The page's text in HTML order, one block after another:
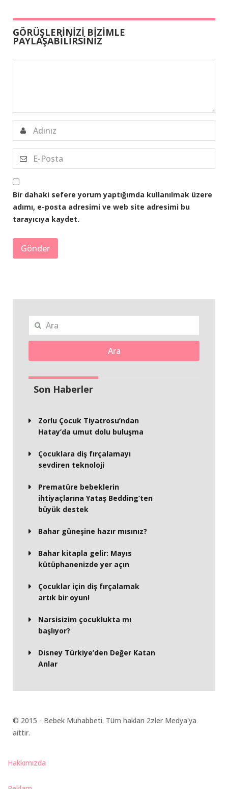
GÖRÜŞLERİNİZİ BİZİMLE
PAYLAŞABİLİRSİNİZ
Bir dahaki sefere yorum yaptığımda kullanılmak üzere
adımı, e-posta adresimi ve web site adresimi bu
tarayıcıya kaydet.
Ara
Son Haberler
Zorlu Çocuk Tiyatrosu’ndan
Hatay’da umut dolu buluşma
Çocuklara diş fırçalamayı
sevdiren teknoloji
Prematüre bebeklerin
ihtiyaçlarına Yataş Bedding’ten
büyük destek
Bahar güneşine hazır mısınız?
Bahar kitapla gelir: Mayıs
kütüphanenizde yer açın
Çocuklar için diş fırçalamak
artık bir oyun!
Narsisizim çocuklukta mı
başlıyor?
Disney Türkiye’den Değer Katan
Anlar
© 2015 - Bebek Muhabbeti. Tüm hakları 2zler Medya'ya
aittir.
Hakkımızda